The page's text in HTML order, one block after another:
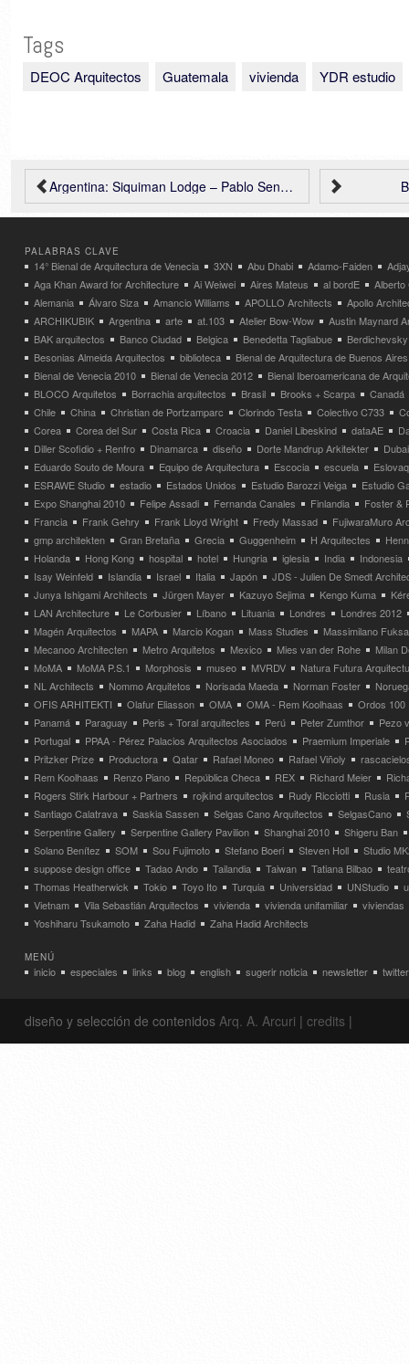
Tags
DEOC Arquitectos Guatemala vivienda YDR estudio
Argentina: Siquiman Lodge – Pablo Senmartín Arquitectos
PALABRAS CLAVE
14° Bienal de Arquitectura de Venecia 3XN Abu Dhabi Adamo-Faiden
Aga Khan Award for Architecture
Ai Weiwei Aires Mateus al bordE
Alberto
Alemania
Álvaro Siza Amancio Williams APOLLO Architects
Apollo
ARCHIKUBIK
Argentina arte at.103 Atelier Bow-Wow
Austin Maynard
BAK arquitectos
Banco Ciudad Belgica Benedetta Tagliabue
Besonias Almeida Arquitectos
biblioteca
Bienal de Arquitectura de Buenos Aires
Bienal de Venecia 2010
Bienal de Venecia 2012
Bienal Iberoamericana de
BLOCO Arquitetos
Borrachia arquitectos Brasil Brooks + Scarpa
Canadá
Chile
China Christian de Portzamparc Clorindo Testa Colectivo C733
Corea
Corea del Sur Costa Rica Croacia Daniel Libeskind dataAE
Diller Scofidio + Renfro
Dinamarca diseño Dorte Mandrup Arkitekter
Dubai
Eduardo Souto de Moura
Equipo de Arquitectura Escocia escuela
ESRAWE Studio
estadio Estados Unidos Estudio Barozzi Veiga
Estudio
Expo Shanghai 2010
Felipe Assadi Fernanda Canales Finlandia
Foster &
Francia
Frank Gehry Frank Lloyd Wright Fredy Massad
FujiwaraMuro
gmp architekten
Gran Bretaña Grecia Guggenheim H Arquitectes
Holanda
Hong Kong hospital hotel Hungria iglesia India
Indonesia
Isay Weinfeld
Islandia Israel Italia Japón
JDS - Julien De Smedt
Junya Ishigami Architects
Jürgen Mayer Kazuyo Sejima Kengo Kuma
LAN Architecture
Le Corbusier Líbano Lituania Londres
Londres 2012
Magén Arquitectos
MAPA Marcio Kogan Mass Studies
Massimilano
Mecanoo Architecten
Metro Arquitetos Mexico Mies van der Rohe
Milan
MoMA
MoMA P.S.1 Morphosis museo MVRDV
Natura Futura
NL Architects
Nommo Arquitetos Norisada Maeda Norman Foster
OFIS ARHITEKTI
Olafur Eliasson OMA OMA - Rem Koolhaas
Ordos 100
Panamá
Paraguay Peris + Toral arquitectes Perú Peter Zumthor
Pezo
Portugal
PPAA - Pérez Palacios Arquitectos Asociados Praemium Imperiale
Pritzker Prize
Productora Qatar Rafael Moneo Rafael Viñoly
Rem Koolhaas
Renzo Piano República Checa REX Richard Meier
Rogers Stirk Harbour + Partners
rojkind arquitectos Rudy Ricciotti Rusia
Santiago Calatrava
Saskia Sassen Selgas Cano Arquitectos SelgasCano
Serpentine Gallery
Serpentine Gallery Pavilion Shanghai 2010
Shigeru Ban
Solano Benítez
SOM Sou Fujimoto Stefano Boeri Steven Holl
Studio
suppose design office
Tadao Ando Tailandia Taiwan Tatiana Bilbao
Thomas Heatherwick
Tokio Toyo Ito Turquia Universidad UNStudio
Vietnam
Vila Sebastián Arquitectos vivienda vivienda unifamiliar
viviendas
Yoshiharu Tsukamoto
Zaha Hadid Zaha Hadid Architects
MENÚ
inicio especiales links blog english sugerir noticia newsletter twitter
diseño y selección de contenidos Arq. A. Arcuri | credits |